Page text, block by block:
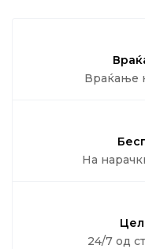
Враќање
На
24/7 од